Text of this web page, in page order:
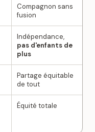
Compagnon sans
fusion
Indépendance,
pas d'enfants de
plus
Partage équitable
de tout
Équité totale